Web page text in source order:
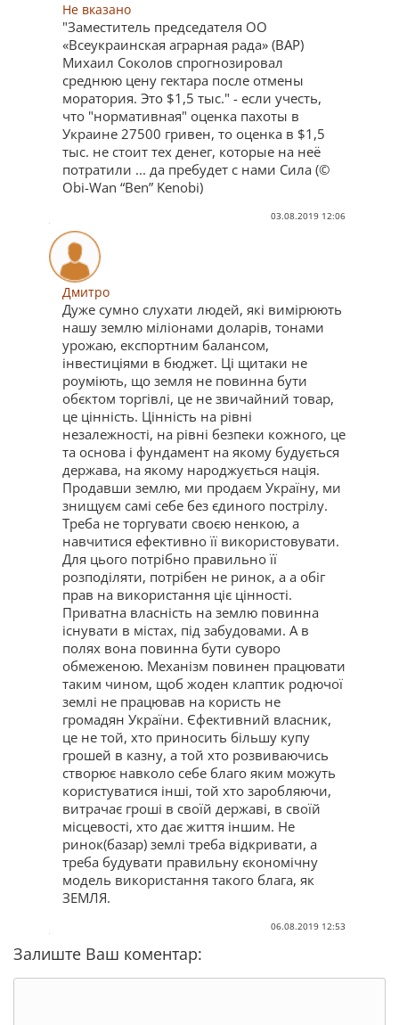
Не вказано
"Заместитель председателя ОО
«Всеукраинская аграрная рада» (ВАР)
Михаил Соколов спрогнозировал
среднюю цену гектара после отмены
моратория. Это $1,5 тыс." - если учесть,
что "нормативная" оценка пахоты в
Украине 27500 гривен, то оценка в $1,5
тыс. не стоит тех денег, которые на неё
потратили ... да пребудет с нами Сила (©
Obi-Wan “Ben” Kenobi)
03.08.2019 12:06
Дмитро
Дуже сумно слухати людей, які вимірюють
нашу землю міліонами доларів, тонами
урожаю, експортним балансом,
інвестиціями в бюджет. Ці щитаки не
роуміють, що земля не повинна бути
обєктом торгівлі, це не звичайний товар,
це цінність. Цінність на рівні
незалежності, на рівні безпеки кожного, це
та основа і фундамент на якому будується
держава, на якому народжується нація.
Продавши землю, ми продаєм Україну, ми
знищуєм самі себе без єдиного пострілу.
Треба не торгувати своєю ненкою, а
навчитися ефективно її використовувати.
Для цього потрібно правильно її
розподіляти, потрібен не ринок, а а обіг
прав на використання ціє цінності.
Приватна власність на землю повинна
існувати в містах, під забудовами. А в
полях вона повинна бути суворо
обмеженою. Механізм повинен працювати
таким чином, щоб жоден клаптик родючої
землі не працював на користь не
громадян України. Єфективний власник,
це не той, хто приносить більшу купу
грошей в казну, а той хто розвиваючись
створює навколо себе благо яким можуть
користуватися інші, той хто заробляючи,
витрачає гроші в своїй державі, в своїй
місцевості, хто дає життя іншим. Не
ринок(базар) землі треба відкривати, а
треба будувати правильну єкономічну
модель використання такого блага, як
ЗЕМЛЯ.
06.08.2019 12:53
Залиште Ваш коментар: